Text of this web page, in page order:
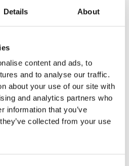
Details About
content and ads, to
and to analyse our traffic.
about your use of our site with
and analytics partners who
information that you’ve
collected from your use